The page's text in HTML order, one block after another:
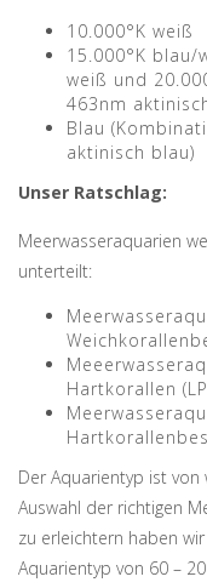
15.000°K blau/
weiß und
463nm
Blau
aktinisch blau)
Unser Ratschlag:
Meerwasseraquarien
unterteilt:
Hartkorallen
Der Aquarientyp ist
Auswahl der richtigen
zu erleichtern haben
Aquarientyp von 60 –